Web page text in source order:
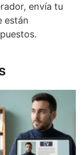
envía tu
están